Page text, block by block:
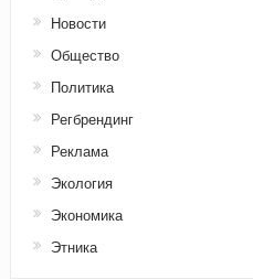
Новости
Общество
Политика
Регбрендинг
Реклама
Экология
Экономика
Этника